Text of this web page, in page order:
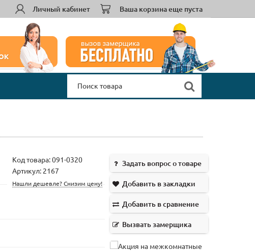
Личный кабинет Ваша корзина еще пуста
Код товара:091-0320
Артикул: 2167
Нашли дешевле? Снизим цену!
Задать вопрос о товаре
Добавить в закладки
Добавить в сравнение
Вызвать замерщика